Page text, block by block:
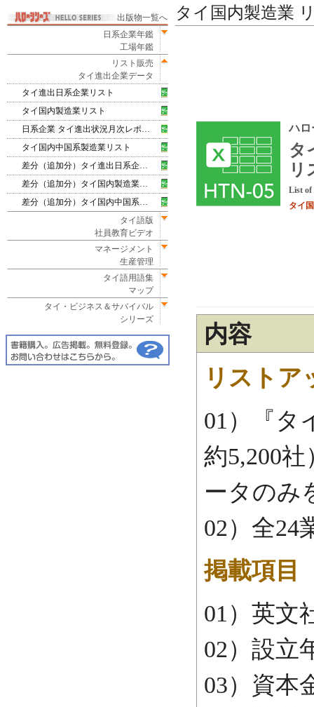
出版物一覧へ
日系企業年鑑
工場年鑑
リスト販売
タイ進出企業データ
タイ進出日系企業リスト
タイ国内製造業リスト
日系企業 タイ進出状況月次レポート
タイ国内中国系製造業リスト
差分（追加分）タイ進出日系企業リスト
差分（追加分）タイ国内製造業リスト
差分（追加分）タイ国内中国系製造業リスト
タイ語版
社員教育ビデオ
マネージメント
生産管理
タイ語用語集
マップ
タイ・ビジネス＆サバイバル
シリーズ
タイ国内製造業
ハロ
タ
リ
List of
タイ
内容
リストア
01）『タ
約5,200
ータのみ
02）全24
掲載項目
01）英文
02）設立
03）資本